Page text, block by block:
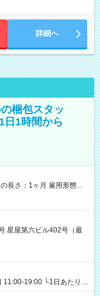
詳細へ
梱包スタッ
1時間から
長さ：1ヶ月 雇用形態、
星屋第六ビル402号（最
11:00-19:00 └1日あたりの
あれば、いつでも勤務可